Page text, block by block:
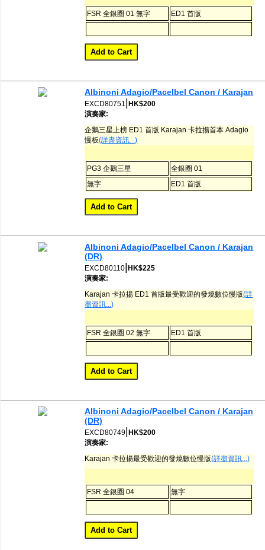
FSR 全銀圈 01 無字 ED1 首版
Albinoni Adagio/Pacelbel Canon / Karajan
EXCD80751 |HK$200
演奏家:
企鵝三星上榜 ED1 首版 Karajan 卡拉揚首本 Adagio
慢板(詳盡資訊...)
PG3 企鵝三星
全銀圈 01
無字
ED1 首版
Albinoni Adagio/Pacelbel Canon / Karajan
(DR)
EXCD80110 |HK$225
演奏家:
Karajan 卡拉揚 ED1 首版最受歡迎的發燒數位慢版(詳
盡資訊...)
FSR 全銀圈 02 無字 ED1 首版
Albinoni Adagio/Pacelbel Canon / Karajan
(DR)
EXCD80749 |HK$200
演奏家:
Karajan 卡拉揚最受歡迎的發燒數位慢版(詳盡資訊...)
FSR 全銀圈 04 無字